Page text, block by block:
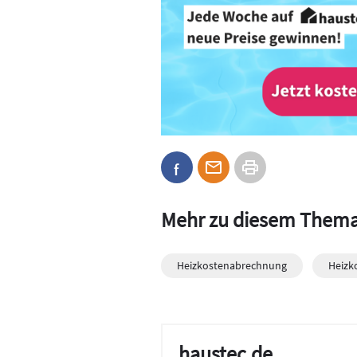
Mehr zu diesem
Heizkostenabrechnung